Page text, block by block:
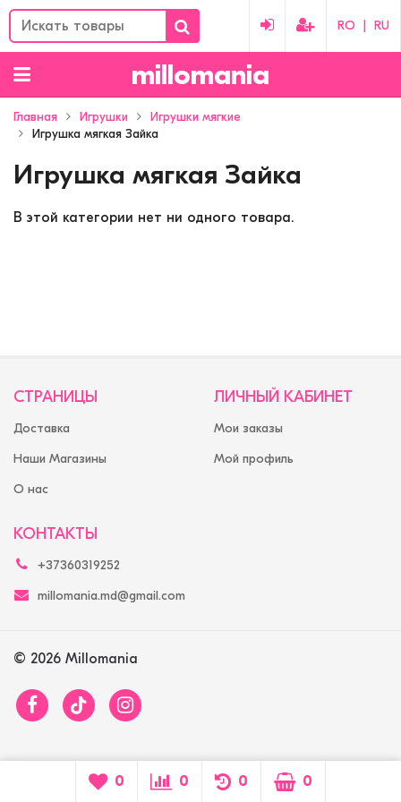
RO RU
millomania
Главная Игрушки
Игрушки мягкие
Игрушка мягкая Зайка
Игрушка мягкая Зайка
В этой категории нет ни одного товара.
СТРАНИЦЫ
Доставка
Наши Магазины
О нас
ЛИЧНЫЙ КАБИНЕТ
Мои заказы
Мой профиль
КОНТАКТЫ
+37360319252
millomania.md@gmail.com
© 2026 Millomania
0 0 0 0